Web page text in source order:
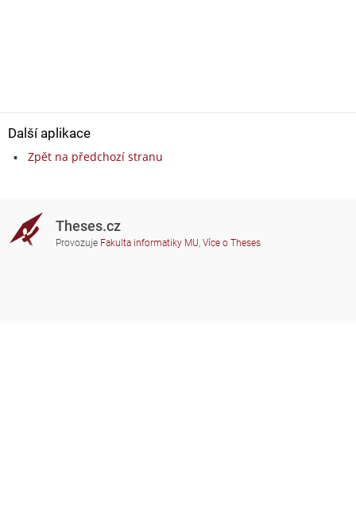
Další aplikace
Zpět na předchozí stranu
Theses.cz
Provozuje Fakulta informatiky MU, Více o Theses